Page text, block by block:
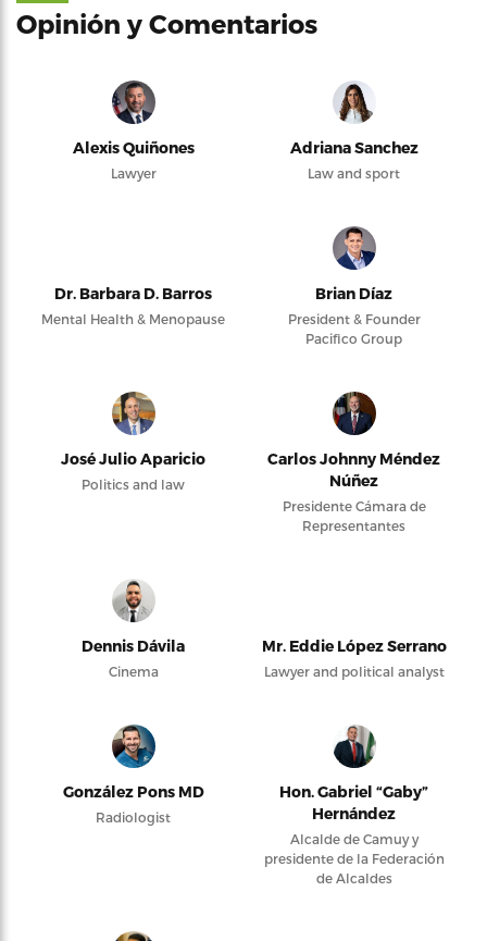
Opinión y Comentarios
Alexis Quiñones
Lawyer
Adriana Sanchez
Law and sport
Dr. Barbara D. Barros
Mental Health & Menopause
Brian Díaz
President & Founder
Pacifico Group
José Julio Aparicio
Politics and law
Carlos Johnny Méndez
Núñez
Presidente Cámara de
Representantes
Dennis Dávila
Cinema
Mr. Eddie López Serrano
Lawyer and political analyst
González Pons MD
Radiologist
Hon. Gabriel “Gaby”
Hernández
Alcalde de Camuy y
presidente de la Federación
de Alcaldes